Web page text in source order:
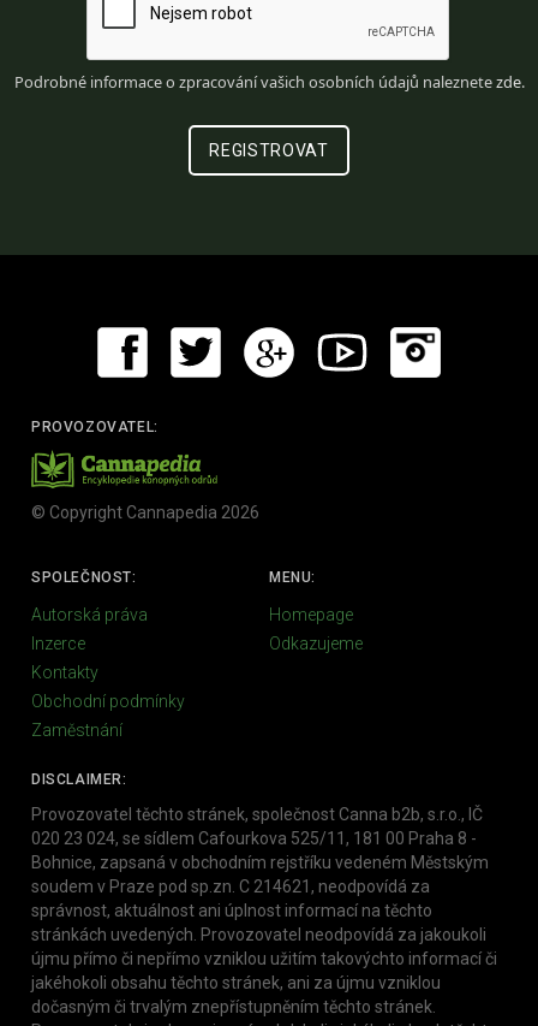
Podrobné informace o zpracování vašich osobních údajů naleznetezde.
PROVOZOVATEL:
© Copyright Cannapedia 2026
SPOLEČNOST:
Autorská práva
Inzerce
Kontakty
Obchodní podmínky
Zaměstnání
MENU:
Homepage
Odkazujeme
DISCLAIMER:
Provozovatel těchto stránek, společnost Canna b2b, s.r.o., IČ
020 23 024, se sídlem Cafourkova 525/11, 181 00 Praha 8 -
Bohnice, zapsaná v obchodním rejstříku vedeném Městským
soudem v Praze pod sp.zn. C 214621, neodpovídá za
správnost, aktuálnost ani úplnost informací na těchto
stránkách uvedených. Provozovatel neodpovídá za jakoukoli
újmu přímo či nepřímo vzniklou užitím takovýchto informací či
jakéhokoli obsahu těchto stránek, ani za újmu vzniklou
dočasným či trvalým znepřístupněním těchto stránek.